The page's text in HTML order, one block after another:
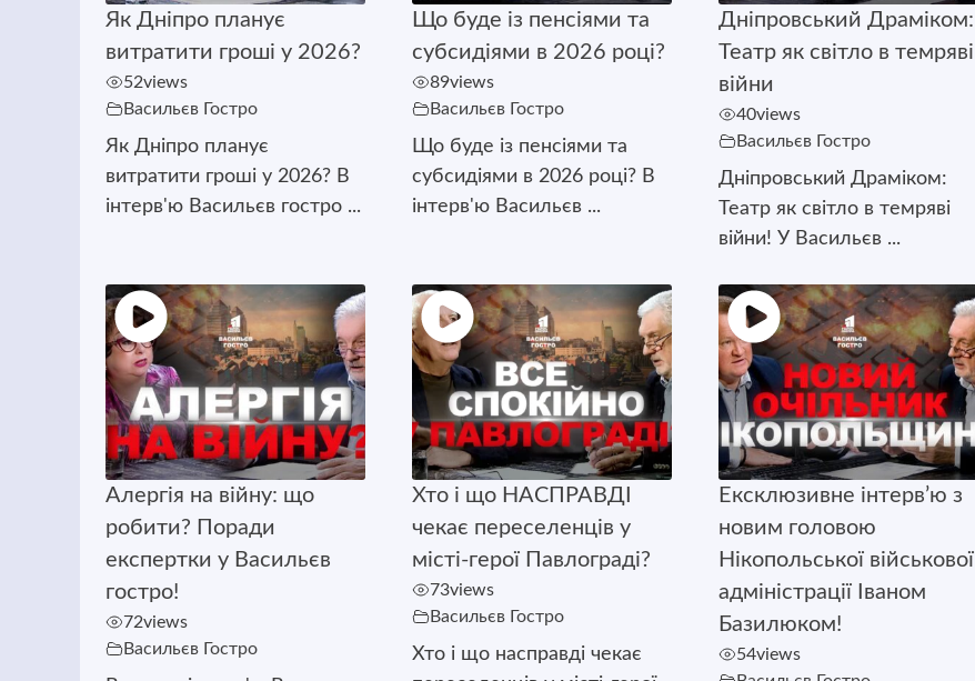
Як Дніпро планує
витратити гроші у 2026?
52views
Васильєв Гостро
Як Дніпро планує
витратити гроші у 2026? В
інтерв'ю Васильєв гостро ...
Що буде із пенсіями та
субсидіями в 2026 році?
89views
Васильєв Гостро
Що буде із пенсіями та
субсидіями в 2026 році? В
інтерв'ю Васильєв ...
Дніпровський Драміком:
Театр як світло в темряві
війни
40views
Васильєв Гостро
Дніпровський Драміком:
Театр як світло в темряві
війни! У Васильєв ...
Алергія на війну: що
робити? Поради
експертки у Васильєв
гостро!
72views
Васильєв Гостро
Хто і що НАСПРАВДІ
чекає переселенців у
місті-герої Павлограді?
73views
Васильєв Гостро
Хто і що насправді чекає
Ексклюзивне інтерв’ю з
новим головою
Нікопольської військової
адміністрації Іваном
Базилюком!
54views